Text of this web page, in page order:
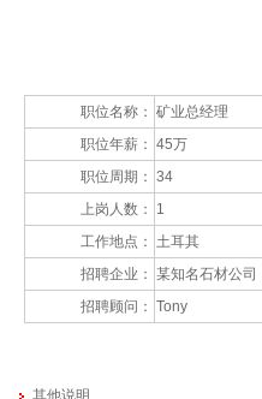
职位名称： 矿业总经理
职位年薪： 45万
职位周期： 34
上岗人数：
1
工作地点： 土耳其
招聘企业： 某知名石材公司
招聘顾问： Tony
其他说明